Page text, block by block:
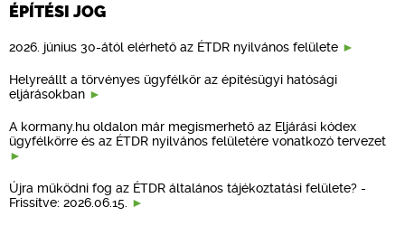
ÉPÍTÉSI JOG
2026. június 30-ától elérhető az ÉTDR nyilvános felülete
Helyreállt a törvényes ügyfélkör az építésügyi hatósági
eljárásokban
A kormany.hu oldalon már megismerhető az Eljárási kódex
ügyfélkörre és az ÉTDR nyilvános felületére vonatkozó tervezet
Újra működni fog az ÉTDR általános tájékoztatási felülete? -
Frissítve: 2026.06.15.